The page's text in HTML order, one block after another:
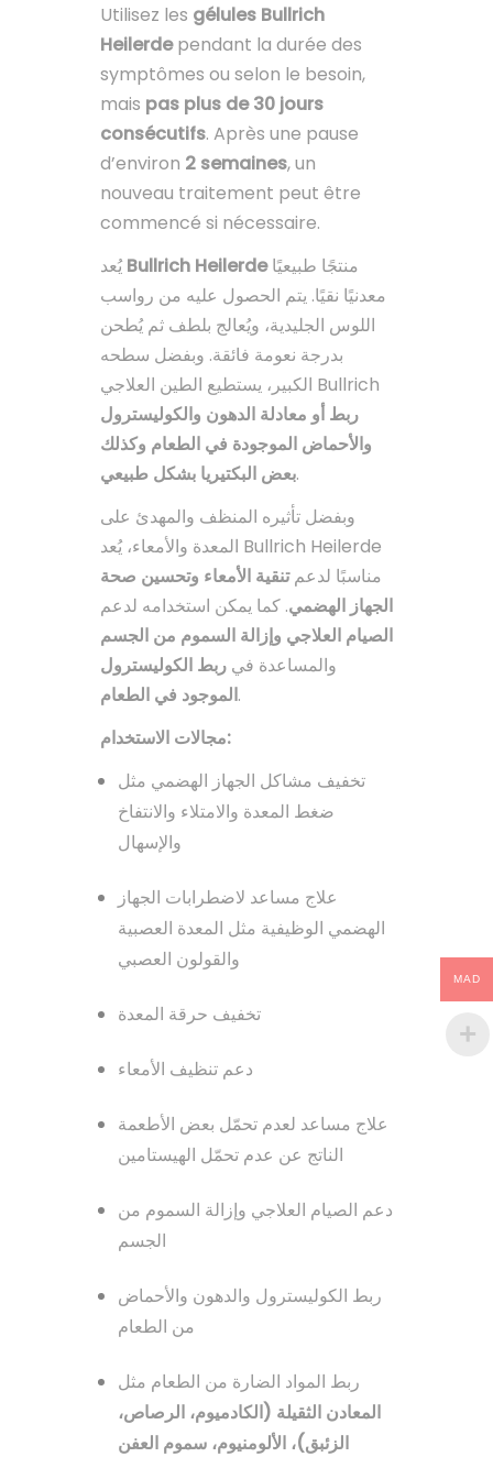
Utilisez les gélules Bullrich
Heilerdependant la durée des
symptômes ou selon le besoin,
mais pas plus de 30 jours
consécutifs. Après une pause
d’environ 2 semaines, un
nouveau traitement peut être
commencé si nécessaire.
يُعدBullrich Heilerdeمنتجًا طبيعيًا
معدنيًا نقيًا. يتم الحصول عليه من رواسب
اللوس الجليدية، ويُعالج بلطف ثم يُطحن
بدرجة نعومة فائقة. وبفضل سطحه
الكبير، يستطيع الطين العلاجي Bullrich
ربط أو معادلة الدهون والكوليسترول
والأحماض الموجودة في الطعام وكذلك
بعض البكتيريا بشكل طبيعي.
وبفضل تأثيره المنظف والمهدئ على
المعدة والأمعاء، يُعد Bullrich Heilerde
مناسبًا لدعمتنقية الأمعاء وتحسين صحة
الجهاز الهضمي. كما يمكن استخدامه لدعم
الصيام العلاجي وإزالة السموم من الجسم
والمساعدة في ربط الكوليسترول
الموجود في الطعام.
مجالات الاستخدام:
تخفيف مشاكل الجهاز الهضمي مثل
ضغط المعدة والامتلاء والانتفاخ
والإسهال
علاج مساعد لاضطرابات الجهاز
الهضمي الوظيفية مثل المعدة العصبية
والقولون العصبي
تخفيف حرقة المعدة
دعم تنظيف الأمعاء
علاج مساعد لعدم تحمّل بعض الأطعمة
الناتج عن عدم تحمّل الهيستامين
دعم الصيام العلاجي وإزالة السموم من
الجسم
ربط الكوليسترول والدهون والأحماض
من الطعام
ربط المواد الضارة من الطعام مثل
المعادن الثقيلة (الكادميوم، الرصاص،
الزئبق)، الألومنيوم، سموم العفن
MAD